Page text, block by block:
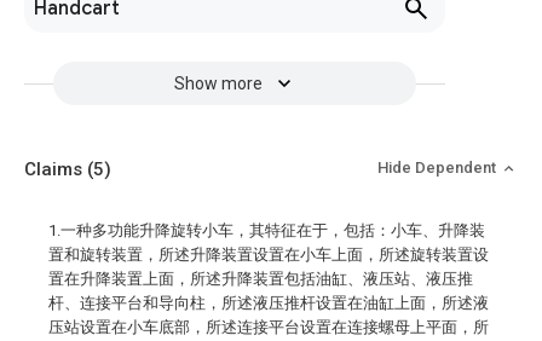
Handcart
Show more
Claims (5) Hide Dependent
1.一种多功能升降旋转小车，其特征在于，包括：小车、升降装
置和旋转装置，所述升降装置设置在小车上面，所述旋转装置设
置在升降装置上面，所述升降装置包括油缸、液压站、液压推
杆、连接平台和导向柱，所述液压推杆设置在油缸上面，所述液
压站设置在小车底部，所述连接平台设置在连接螺母上平面，所